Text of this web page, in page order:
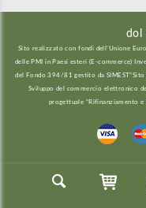
dol
Sito realizzato con fondi dell’Unione
delle PMI in Paesi esteri (E-commerce)
del Fondo 394/81 gestito da
Sviluppo del commercio elettronico
progettuale “Rifinanziamento